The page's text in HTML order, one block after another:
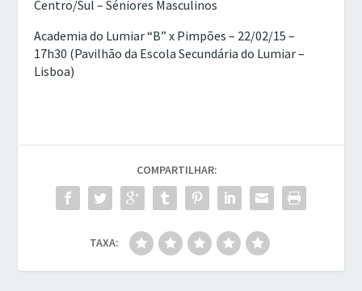
Centro/Sul – Séniores Masculinos
Academia do Lumiar “B” x Pimpões – 22/02/15 –
17h30 (Pavilhão da Escola Secundária do Lumiar –
Lisboa)
COMPARTILHAR:
TAXA: